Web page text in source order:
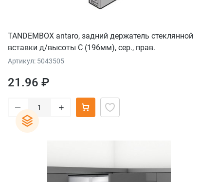
TANDEMBOX antaro, задний держатель стеклянной
вставки д/высоты С (196мм), сер., прав.
Артикул: 5043505
21.96 ₽
– +